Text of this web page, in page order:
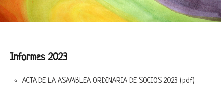
Informes 2023
ACTA DE LA ASAMBLEA ORDINARIA DE SOCIOS 2023 (.pdf)